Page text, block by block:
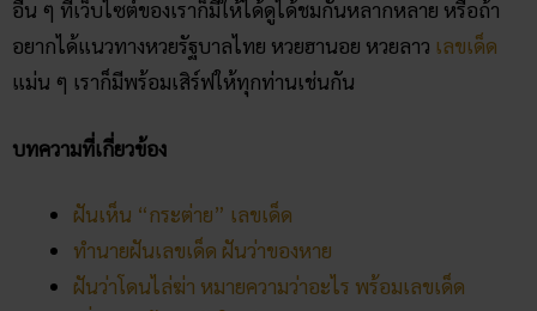
อื่น ๆ ที่เว็บไซต์ของเราก็มีให้ได้ดูได้ชมกันหลากหลาย หรือถ้า
อยากได้แนวทางหวยรัฐบาลไทย หวยฮานอย หวยลาว เลขเด็ด
แม่น ๆ เราก็มีพร้อมเสิร์ฟให้ทุกท่านเช่นกัน
บทความที่เกี่ยวข้อง
ฝันเห็น “กระต่าย” เลขเด็ด
ทำนายฝันเลขเด็ด ฝันว่าของหาย
ฝันว่าโดนไล่ฆ่า หมายความว่าอะไร พร้อมเลขเด็ด